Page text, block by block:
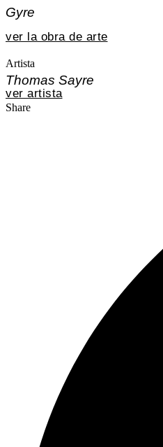
Gyre
ver la obra de arte
Artista
Thomas Sayre
ver artista
Share